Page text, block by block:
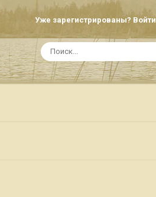
Уже зарегистрированы? Войти